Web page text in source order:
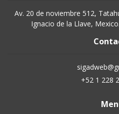
Av. 20 de noviembre 512,
Ignacio de la Llave,
+52 1 228